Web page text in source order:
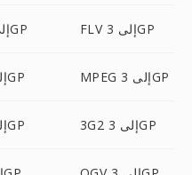
MPG إلى 3GP FLV إلى 3GP
SWF إلى 3GP MPEG إلى 3GP
M4V إلى 3GP 3G2 إلى 3GP